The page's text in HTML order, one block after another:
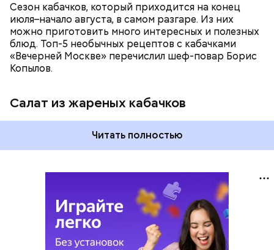
Сезон кабачков, который приходится на конец
июля–начало августа, в самом разгаре. Из них
можно приготовить много интересных и полезных
блюд. Топ-5 необычных рецептов с кабачками
«Вечерней Москве» перечислил шеф-повар Борис
Копылов.
Салат из жареных кабачков
Читать полностью